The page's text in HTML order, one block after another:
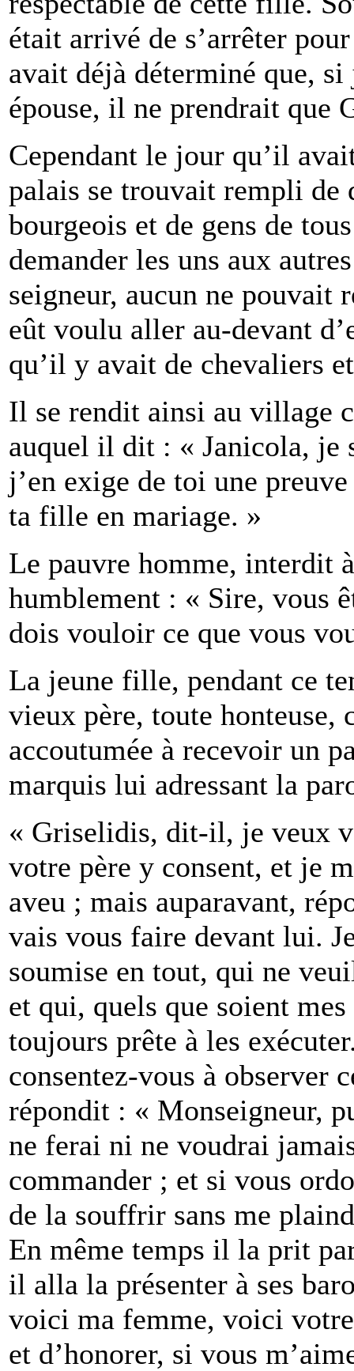
était arrivé de s’arrêter
avait déjà déterminé que,
épouse, il ne prendrait que
Cependant le jour qu’il
palais se trouvait rempli de
bourgeois et de gens de
demander les uns aux
seigneur, aucun ne pouvait
eût voulu aller au-devant
qu’il y avait de chevaliers
Il se rendit ainsi au village
auquel il dit : « Janicola, je
j’en exige de toi une
ta fille en mariage. »
Le pauvre homme, interdit
humblement : « Sire, vous
dois vouloir ce que vous
La jeune fille, pendant ce
vieux père, toute honteuse,
accoutumée à recevoir un
marquis lui adressant la
« Griselidis, dit-il, je veux
votre père y consent, et je
aveu ; mais auparavant,
vais vous faire devant lui.
soumise en tout, qui ne
et qui, quels que soient
toujours prête à les
consentez-vous à observer
répondit : « Monseigneur,
ne ferai ni ne voudrai
commander ; et si vous
de la souffrir sans me
En même temps il la prit
il alla la présenter à ses
voici ma femme, voici
et d’honorer, si vous